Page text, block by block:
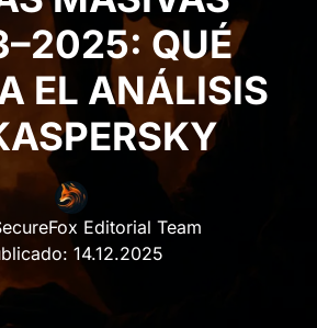
QUÉ
EL ANÁLISIS
Editorial Team
14.12.2025